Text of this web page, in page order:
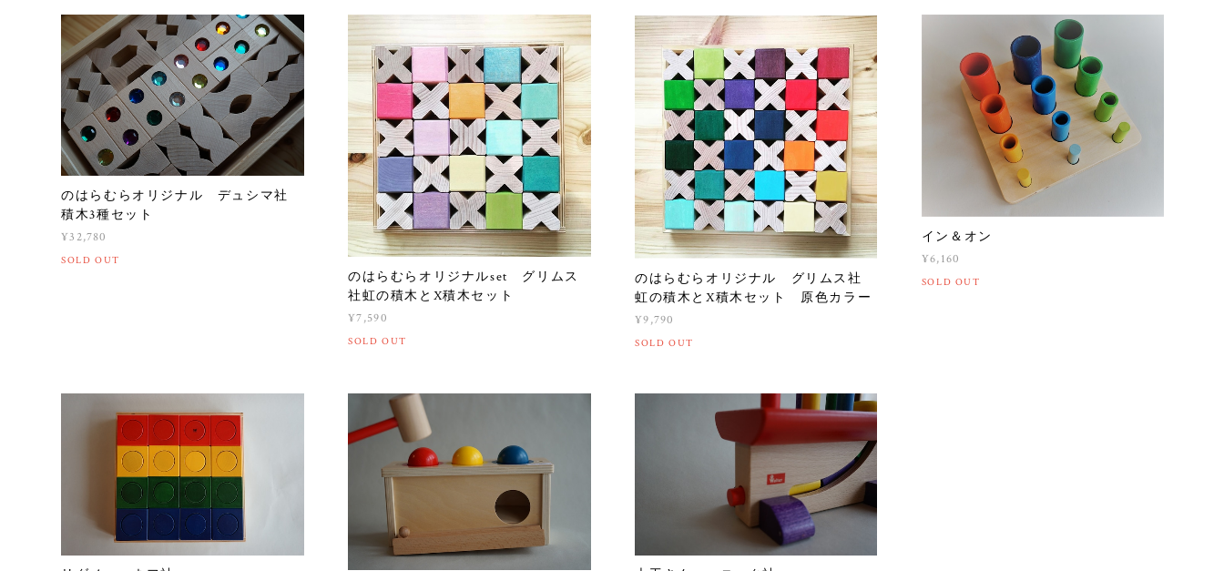
のはらむらオリジナル デュシマ社
積木3種セット
¥32,780
SOLD OUT
のはらむらオリジナルset グリムス
社虹の積木とX積木セット
¥7,590
SOLD OUT
のはらむらオリジナル グリムス社
虹の積木とX積木セット 原色カラー
¥9,790
SOLD OUT
イン＆オン
¥6,160
SOLD OUT